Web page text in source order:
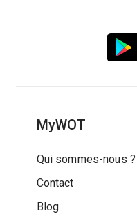
MyWOT
Qui sommes-nous ?
Contact
Blog